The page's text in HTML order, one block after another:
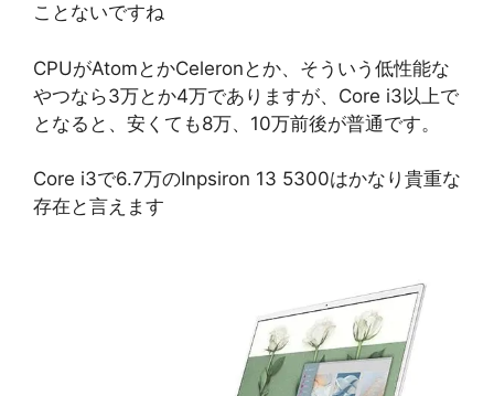
ことないですね
CPUがAtomとかCeleronとか、そういう低性能な
やつなら3万とか4万でありますが、Core i3以上で
となると、安くても8万、10万前後が普通です。
Core i3で6.7万のInpsiron 13 5300はかなり貴重な
存在と言えます